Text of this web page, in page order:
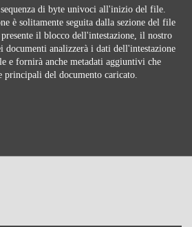
di byte univoci all'inizio del file.
è solitamente seguita dalla sezione del file
il blocco dell'intestazione, il nostro
documenti analizzerà i dati dell'intestazione
e fornirà anche metadati aggiuntivi che
principali del documento caricato.